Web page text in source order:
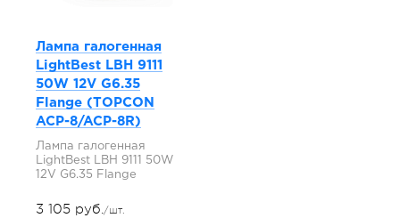
Лампа галогенная
LightBest LBH 9111
50W 12V G6.35
Flange (TOPCON
ACP-8/ACP-8R)
Лампа галогенная
LightBest LBH 9111 50W
12V G6.35 Flange
3 105 руб./шт.